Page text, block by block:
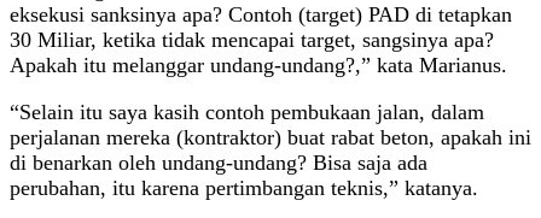
eksekusi sanksinya apa? Contoh (target) PAD di tetapkan
30 Miliar, ketika tidak mencapai target, sangsinya apa?
Apakah itu melanggar undang-undang?,” kata Marianus.
“Selain itu saya kasih contoh pembukaan jalan, dalam
perjalanan mereka (kontraktor) buat rabat beton, apakah ini
di benarkan oleh undang-undang? Bisa saja ada
perubahan, itu karena pertimbangan teknis,” katanya.